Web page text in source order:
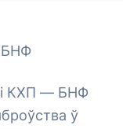
БНФ
КХП — БНФ
ў